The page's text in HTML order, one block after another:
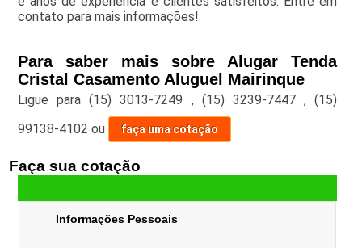
contato para mais informações!
Para saber mais sobre Alugar Tenda
Cristal Casamento Aluguel Mairinque
Ligue para(15) 3013-7249 , (15) 3239-7447 ,(15)
99138-4102 ou faça uma cotação
Faça sua cotação
Informações Pessoais